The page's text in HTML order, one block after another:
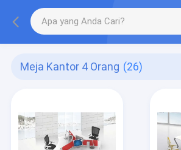
Meja Kantor 4 Orang (26)